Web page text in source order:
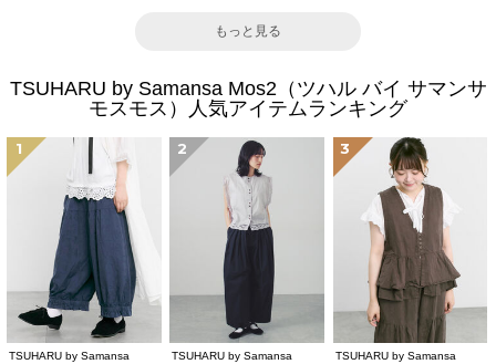
もっと見る
TSUHARU by Samansa Mos2（ツハル バイ サマンサ
モスモス）人気アイテムランキング
1
TSUHARU by Samansa
2
TSUHARU by Samansa
3
TSUHARU by Samansa